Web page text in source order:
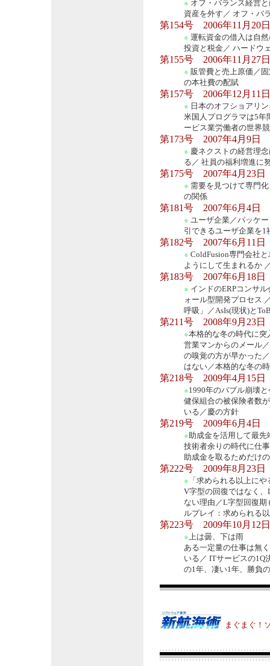
● オフ・バランス経営
資産を外す／ オフ・バ
第154号 2006年11月20日
● 運転資金の借入は自
投資と税金／ ハードウ
第155号 2006年11月27日
● 販管費と売上原価／
の本社費の配賦
第157号 2006年12月11日
● 日本のオフショアリ
米国人プログラマは5年
ービス業労働者の世界
第173号 2007年4月9日
● 慶ネクストの経営理
る／ 社員の福利増進に
第175号 2007年4月23日
● 需要を見つけて専門
の関係
第181号 2007年6月4日
● ユーザ企業／パッケ
引できるユーザ企業を1
第182号 2007年6月11日
● ColdFusion専門会社
ようにして生まれるか
第183号 2007年6月18日
● インドのERPコンサ
ォール型開発プロセス
呼吸」／AsIs(現状)と
第211号 2008年9月23日
●本格的な冬の時代に突
営業マンからのメール
の嗅覚の方が早かった
はない／本格的な冬の
第218号 2009年4月15日
●1990年のバブル崩壊
健保組合の被保険者数
いる／慶の方針
第219号 2009年6月4日
●助成金を活用して最先
技術者余りの時代に仕
助成金を取るためだけ
第222号 2009年8月23日
● 「求められる以上に
V字型の回復ではなく
ない理由／L字型回復
ルプレイ：求められる
第223号 2009年10月12日
●上は曇、下は雨
ある一定量の仕事は無
いる／ ITサービスの1Q
の1年、凄い1年、勝負
まぐまぐ！